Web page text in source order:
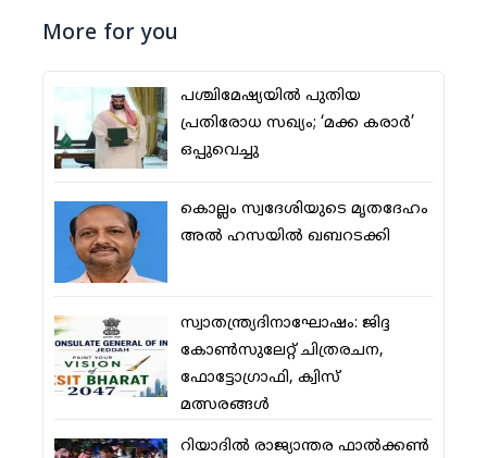
More for you
പശ്ചിമേഷ്യയില്‍ പുതിയ
പ്രതിരോധ സഖ്യം; ‘മക്ക കരാര്‍’
ഒപ്പുവെച്ചു
കൊല്ലം സ്വദേശിയുടെ മൃതദേഹം
അല്‍ ഹസയില്‍ ഖബറടക്കി
സ്വാതന്ത്ര്യദിനാഘോഷം: ജിദ്ദ
കോണ്‍സുലേറ്റ് ചിത്രരചന,
ഫോട്ടോഗ്രാഫി, ക്വിസ്
മത്സരങ്ങള്‍
റിയാദില്‍ രാജ്യാന്തര ഫാല്‍ക്കണ്‍